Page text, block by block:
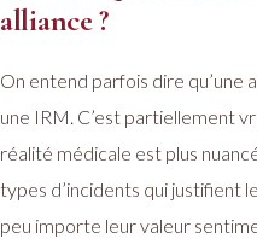
alliance ?
On entend parfois dire qu’une
une IRM. C’est partiellement
réalité médicale est plus
types d’incidents qui justifient
peu importe leur valeur